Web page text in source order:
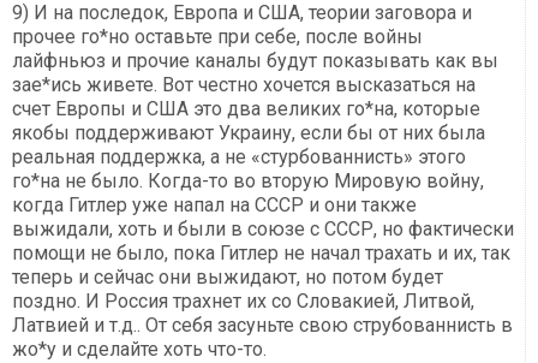
9) И на последок, Европа и США, теории заговора и
прочее го*но оставьте при себе, после войны
лайфньюз и прочие каналы будут показывать как вы
зае*ись живете. Вот честно хочется высказаться на
счет Европы и США это два великих го*на, которые
якобы поддерживают Украину, если бы от них была
реальная поддержка, а не «стурбованнисть» этого
го*на не было. Когда-то во вторую Мировую войну,
когда Гитлер уже напал на СССР и они также
выжидали, хоть и были в союзе с СССР, но фактически
помощи не было, пока Гитлер не начал трахать и их, так
теперь и сейчас они выжидают, но потом будет
поздно. И Россия трахнет их со Словакией, Литвой,
Латвией и т.д.. От себя засуньте свою струбованнисть в
жо*у и сделайте хоть что-то.